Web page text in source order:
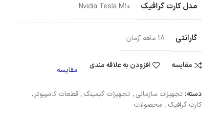
مدل کارت گرافیک Nvidia Tesla M10
گارانتی 18 ماهه آژمان
مقایسه افزودن به علاقه مندی مقایسه
دسته: تجهیزات سازمانی, تجهیزات گیمینگ, قطعات کامپیوتر ,
کارت گرافیک, محصولات